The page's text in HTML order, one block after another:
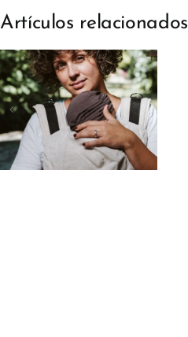
Artículos relacionados
Porteo para
mamás
primerizas:
guía básica
para empezar
sin miedo